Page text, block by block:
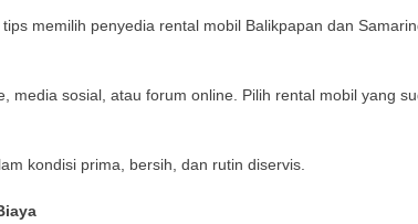
memilih penyedia rental mobil Balikpapan dan
media sosial, atau forum online. Pilih rental mobil yang
kondisi prima, bersih, dan rutin diservis.